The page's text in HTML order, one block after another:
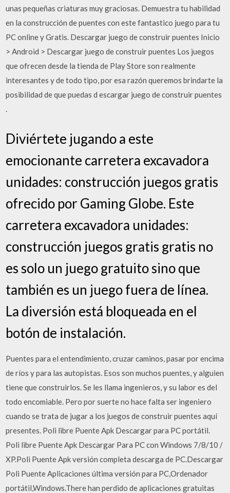
unas pequeñas criaturas muy graciosas. Demuestra tu habilidad
en la construcción de puentes con este fantastico juego para tu
PC online y Gratis. Descargar juego de construir puentes Inicio
> Android > Descargar juego de construir puentes Los juegos
que ofrecen desde la tienda de Play Store son realmente
interesantes y de todo tipo, por esa razón queremos brindarte la
posibilidad de que puedas d escargar juego de construir puentes
.
Diviértete jugando a este
emocionante carretera excavadora
unidades: construcción juegos gratis
ofrecido por Gaming Globe. Este
carretera excavadora unidades:
construcción juegos gratis gratis no
es solo un juego gratuito sino que
también es un juego fuera de línea.
La diversión está bloqueada en el
botón de instalación.
Puentes para el entendimiento, cruzar caminos, pasar por encima
de ríos y para las autopistas. Esos son muchos puentes, y alguien
tiene que construirlos. Se les llama ingenieros, y su labor es del
todo encomiable. Pero por suerte no hace falta ser ingeniero
cuando se trata de jugar a los juegos de construir puentes aquí
presentes. Poli libre Puente Apk Descargar para PC portátil.
Poli libre Puente Apk Descargar Para PC con Windows 7/8/10 /
XP.Poli Puente Apk versión completa descarga de PC.Descargar
Poli Puente Aplicaciones última versión para PC,Ordenador
portátil,Windows.There han perdido de aplicaciones gratuitas